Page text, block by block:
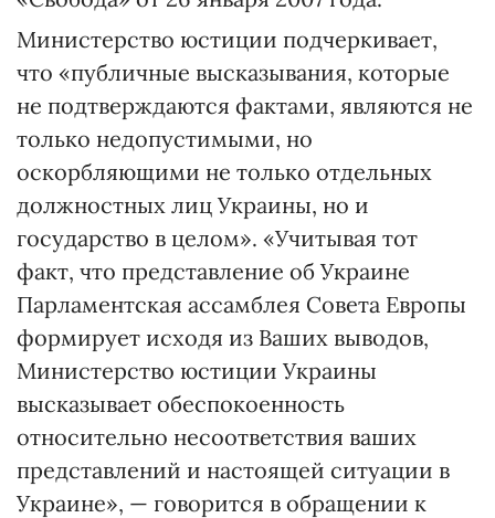
Министерство юстиции подчеркивает,
что «публичные высказывания, которые
не подтверждаются фактами, являются не
только недопустимыми, но
оскорбляющими не только отдельных
должностных лиц Украины, но и
государство в целом». «Учитывая тот
факт, что представление об Украине
Парламентская ассамблея Совета Европы
формирует исходя из Ваших выводов,
Министерство юстиции Украины
высказывает обеспокоенность
относительно несоответствия ваших
представлений и настоящей ситуации в
Украине», — говорится в обращении к